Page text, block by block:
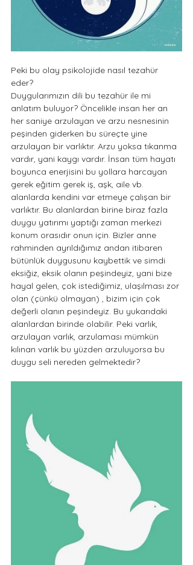
Peki bu olay psikolojide nasıl tezahür
eder?
Duygularımızın dili bu tezahür ile mi
anlatım buluyor? Öncelikle insan her an
her saniye arzulayan ve arzu nesnesinin
peşinden giderken bu süreçte yine
arzulayan bir varlıktır. Arzu yoksa tıkanma
vardır, yani kaygı vardır. İnsan tüm hayatı
boyunca enerjisini bu yollara harcayan
gerek eğitim gerek iş, aşk, aile vb.
alanlarda kendini var etmeye çalışan bir
varlıktır. Bu alanlardan birine biraz fazla
duygu yatırımı yaptığı zaman merkezi
konum orasıdır onun için. Bizler anne
rahminden ayrıldığımız andan itibaren
bütünlük duygusunu kaybettik ve simdi
eksiğiz, eksik olanın peşindeyiz, yani bize
hayal gelen, çok istediğimiz, ulaşılması zor
olan (çünkü olmayan) , bizim için çok
değerli olanın peşindeyiz. Bu yukarıdaki
alanlardan birinde olabilir. Peki varlık,
arzulayan varlık, arzulaması mümkün
kılınan varlık bu yüzden arzuluyorsa bu
duygu seli nereden gelmektedir?